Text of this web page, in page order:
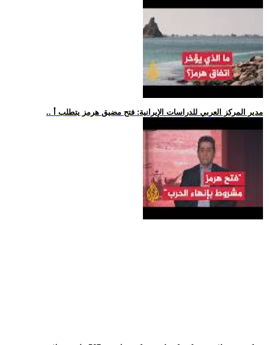
.. مدير المركز العربي للدراسات الإيرانية: فتح مضيق هرمز يتطلب أ